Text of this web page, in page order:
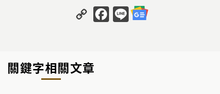
C
o
y
Li
F
a
Li
n
關鍵字相關文章